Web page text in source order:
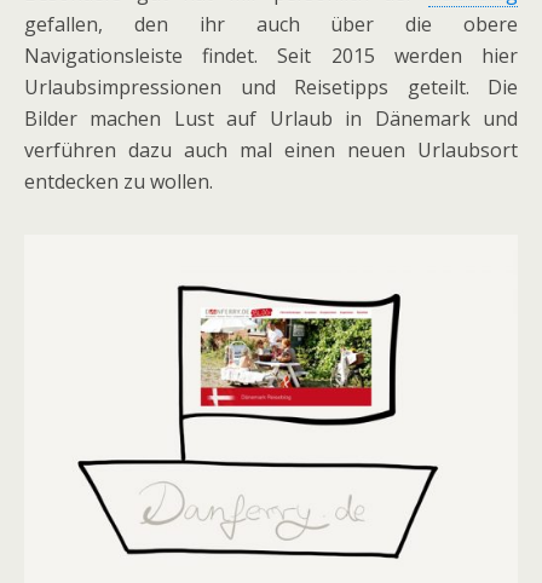
gefallen, den ihr auch über die obere
Navigationsleiste findet. Seit 2015 werden hier
Urlaubsimpressionen und Reisetipps geteilt. Die
Bilder machen Lust auf Urlaub in Dänemark und
verführen dazu auch mal einen neuen Urlaubsort
entdecken zu wollen.